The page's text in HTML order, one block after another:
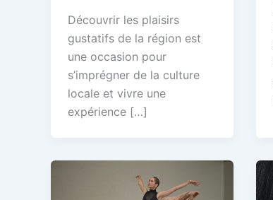
Découvrir les plaisirs
gustatifs de la région est
une occasion pour
s’imprégner de la culture
locale et vivre une
expérience […]